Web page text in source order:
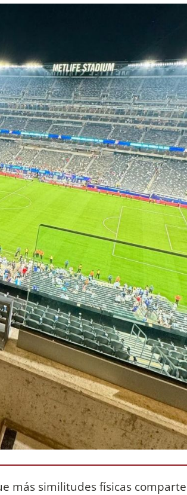
más similitudes físicas comparte